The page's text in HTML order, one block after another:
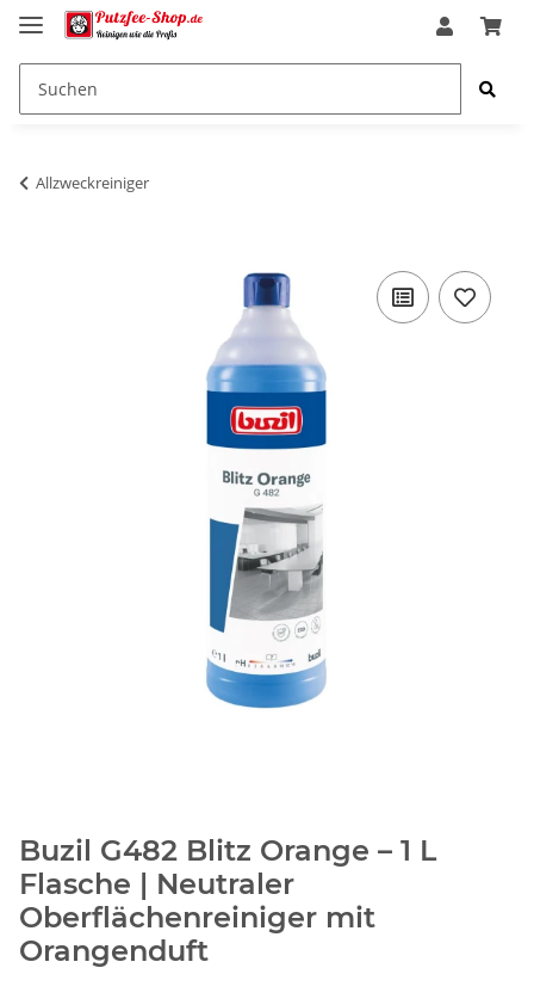
Allzweckreiniger
Buzil G482 Blitz Orange – 1 L
Flasche | Neutraler
Oberflächenreiniger mit
Orangenduft